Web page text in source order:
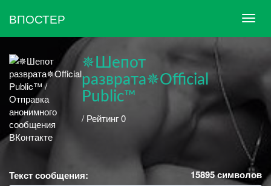
ВПОСТЕР
✵Шепот
разврата✵Official
Public™
/ Рейтинг 0
Текст сообщения: 15895символов